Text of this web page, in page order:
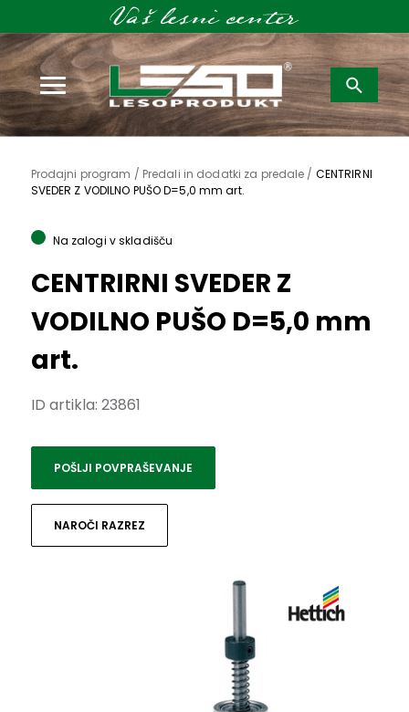
Išči:
Prodajni program / Predali in dodatki za predale / CENTRIRNI
SVEDER Z VODILNO PUŠO D=5,0 mm art.
Na zalogi v skladišču
CENTRIRNI SVEDER Z
VODILNO PUŠO D=5,0 mm
art.
ID artikla: 23861
POŠLJI POVPRAŠEVANJE
NAROČI RAZREZ